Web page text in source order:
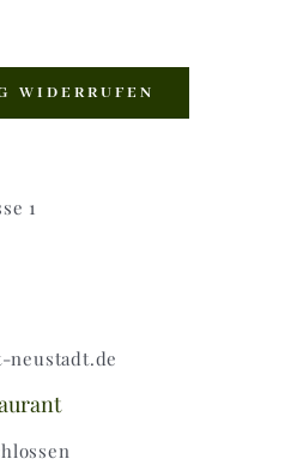
WIDERRUFEN
1
neustadt.de